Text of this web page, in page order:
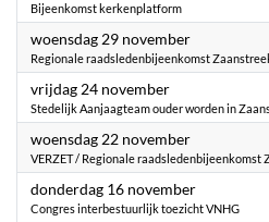
Bijeenkomst kerkenplatform
woensdag 29 november2023
Regionale raadsledenbijeenkomst
vrijdag 24 november2023
Stedelijk Aanjaagteam ouder worden in
woensdag 22 november2023
VERZET / Regionale
donderdag 16 november2023
Congres interbestuurlijk toezicht VNHG